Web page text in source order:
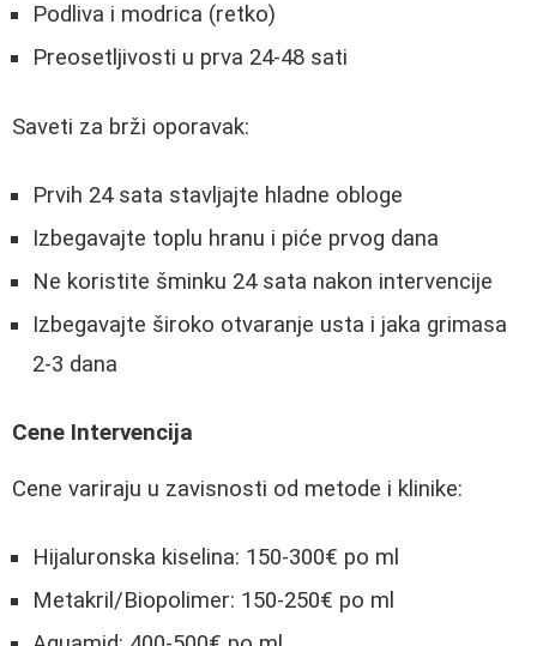
Podliva i modrica (retko)
Preosetljivosti u prva 24-48 sati
Saveti za brži oporavak:
Prvih 24 sata stavljajte hladne obloge
Izbegavajte toplu hranu i piće prvog dana
Ne koristite šminku 24 sata nakon intervencije
Izbegavajte široko otvaranje usta i jaka grimasa
2-3 dana
Cene Intervencija
Cene variraju u zavisnosti od metode i klinike:
Hijaluronska kiselina: 150-300€ po ml
Metakril/Biopolimer: 150-250€ po ml